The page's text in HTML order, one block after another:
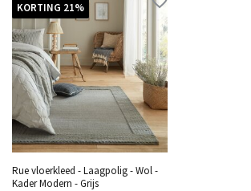
KORTING 21%
Rue vloerkleed - Laagpolig - Wol -
Kader Modern - Grijs